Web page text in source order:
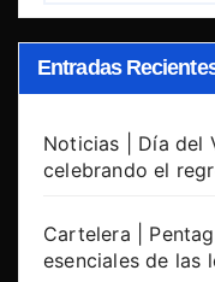
Entradas
Noticias | Día del
celebrando el
Cartelera |
esenciales de las